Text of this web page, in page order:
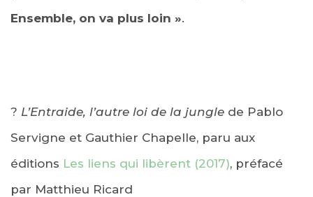
Ensemble, on va plus loin ».
? L’Entraide, l’autre loi de la jungle de Pablo
Servigne et Gauthier Chapelle, paru aux
éditions Les liens qui libèrent (2017), préfacé
par Matthieu Ricard